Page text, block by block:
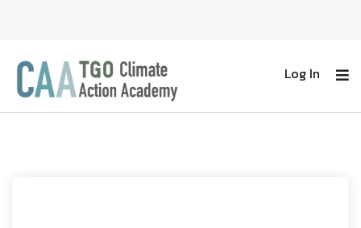
Log In